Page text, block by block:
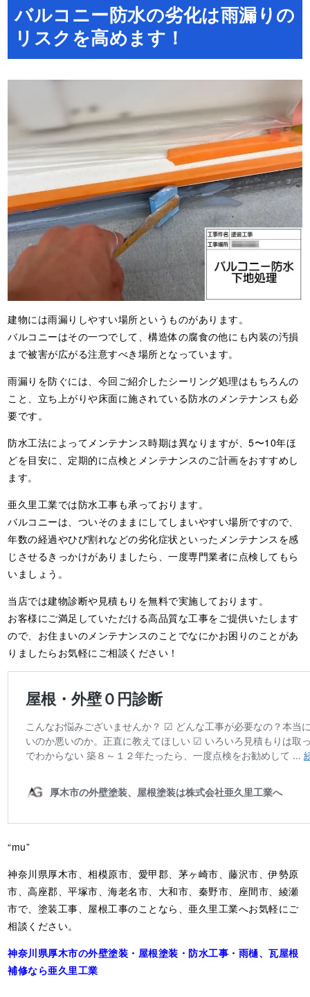
バルコニー防水の劣化は雨漏りの
リスクを高めます！
建物には雨漏りしやすい場所というものがあります。
バルコニーはその一つでして、構造体の腐食の他にも内装の汚損
まで被害が広がる注意すべき場所となっています。
雨漏りを防ぐには、今回ご紹介したシーリング処理はもちろんの
こと、立ち上がりや床面に施されている防水のメンテナンスも必
要です。
防水工法によってメンテナンス時期は異なりますが、5〜10年ほ
どを目安に、定期的に点検とメンテナンスのご計画をおすすめし
ます。
亜久里工業では防水工事も承っております。
バルコニーは、ついそのままにしてしまいやすい場所ですので、
年数の経過やひび割れなどの劣化症状といったメンテナンスを感
じさせるきっかけがありましたら、一度専門業者に点検してもら
いましょう。
当店では建物診断や見積もりを無料で実施しております。
お客様にご満足していただける高品質な工事をご提供いたします
ので、お住まいのメンテナンスのことでなにかお困りのことがあ
りましたらお気軽にご相談ください！
“mu”
神奈川県厚木市、相模原市、愛甲郡、茅ヶ崎市、藤沢市、伊勢原
市、高座郡、平塚市、海老名市、大和市、秦野市、座間市、綾瀬
市で、塗装工事、屋根工事のことなら、亜久里工業へお気軽にご
相談ください。
神奈川県厚木市の外壁塗装・屋根塗装・防水工事・雨樋、瓦屋根
補修なら亜久里工業